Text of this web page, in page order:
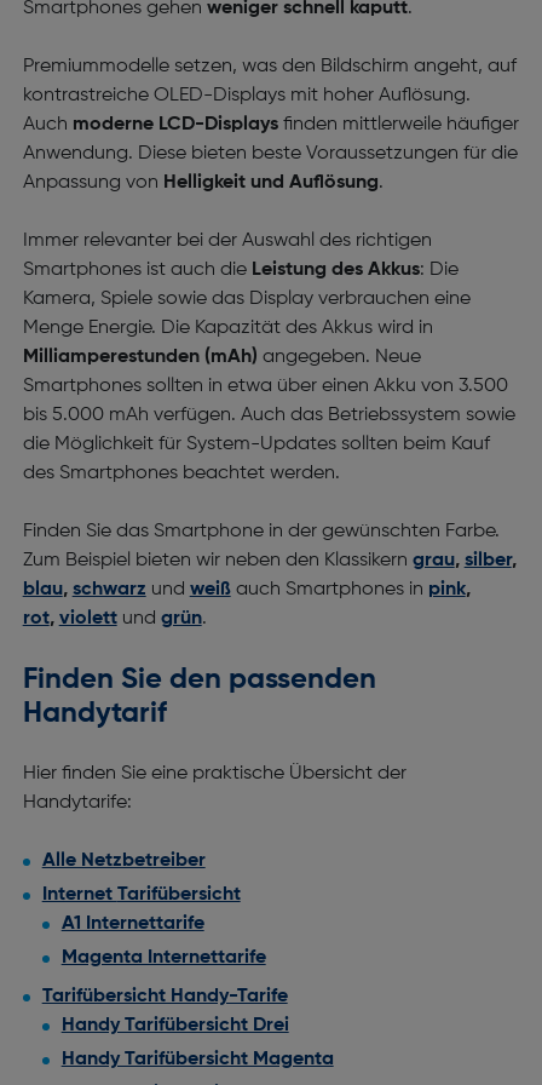
Smartphones gehen weniger schnell kaputt.
Premiummodelle setzen, was den Bildschirm angeht, auf
kontrastreiche OLED-Displays mit hoher Auflösung.
Auch moderne LCD-Displaysfinden mittlerweile häufiger
Anwendung. Diese bieten beste Voraussetzungen für die
Anpassung von Helligkeit und Auflösung.
Immer relevanter bei der Auswahl des richtigen
Smartphones ist auch die Leistung des Akkus: Die
Kamera, Spiele sowie das Display verbrauchen eine
Menge Energie. Die Kapazität des Akkus wird in
Milliamperestunden (mAh) angegeben. Neue
Smartphones sollten in etwa über einen Akku von 3.500
bis 5.000 mAh verfügen. Auch das Betriebssystem sowie
die Möglichkeit für System-Updates sollten beim Kauf
des Smartphones beachtet werden.
Finden Sie das Smartphone in der gewünschten Farbe.
Zum Beispiel bieten wir neben den Klassikern grau, silber,
blau, schwarz und weiß auch Smartphones in pink,
rot, violett und grün.
Finden Sie den passenden
Handytarif
Hier finden Sie eine praktische Übersicht der
Handytarife:
Alle Netzbetreiber
Internet Tarifübersicht
A1 Internettarife
Magenta Internettarife
Tarifübersicht Handy-Tarife
Handy Tarifübersicht Drei
Handy Tarifübersicht Magenta